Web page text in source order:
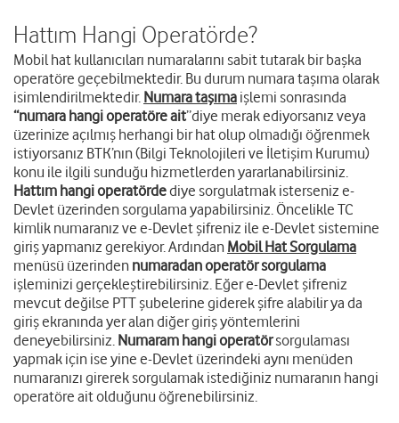
Hattım Hangi Operatörde?
Mobil hat kullanıcıları numaralarını sabit tutarak bir başka
operatöre geçebilmektedir. Bu durum numara taşıma olarak
isimlendirilmektedir. Numara taşıma işlemi sonrasında
“numara hangi operatöre ait”diye merak ediyorsanız veya
üzerinize açılmış herhangi bir hat olup olmadığı öğrenmek
istiyorsanız BTK’nın (Bilgi Teknolojileri ve İletişim Kurumu)
konu ile ilgili sunduğu hizmetlerden yararlanabilirsiniz.
Hattım hangi operatördediye sorgulatmak isterseniz e-
Devlet üzerinden sorgulama yapabilirsiniz. Öncelikle TC
kimlik numaranız ve e-Devlet şifreniz ile e-Devlet sistemine
giriş yapmanız gerekiyor. Ardından Mobil Hat Sorgulama
menüsü üzerinden numaradan operatör sorgulama
işleminizi gerçekleştirebilirsiniz. Eğer e-Devlet şifreniz
mevcut değilse PTT şubelerine giderek şifre alabilir ya da
giriş ekranında yer alan diğer giriş yöntemlerini
deneyebilirsiniz. Numaram hangi operatörsorgulaması
yapmak için ise yine e-Devlet üzerindeki aynı menüden
numaranızı girerek sorgulamak istediğiniz numaranın hangi
operatöre ait olduğunu öğrenebilirsiniz.